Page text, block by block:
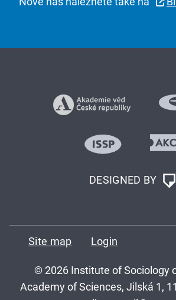
DESIGNED BY
Site map Login
© 2026 Institute of Sociology
Academy of Sciences, Jilská 1,